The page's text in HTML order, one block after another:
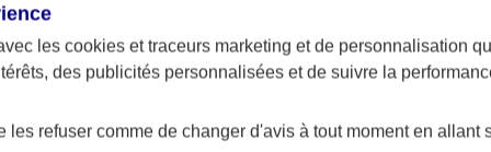
les cookies et traceurs marketing et de personnalisation
des publicités personnalisées et de suivre la
les refuser comme de changer d'avis à tout moment en allant